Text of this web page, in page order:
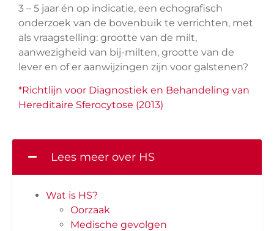
Lees meer over HS
Wat is HS?
Oorzaak
Medische gevolgen
3 – 5 jaar én op indicatie, een echografisch
onderzoek van de bovenbuik te verrichten, met
als vraagstelling: grootte van de milt,
aanwezigheid van bij-milten, grootte van de
lever en of er aanwijzingen zijn voor galstenen?
*Richtlijn voor Diagnostiek en Behandeling van
Hereditaire Sferocytose (2013)